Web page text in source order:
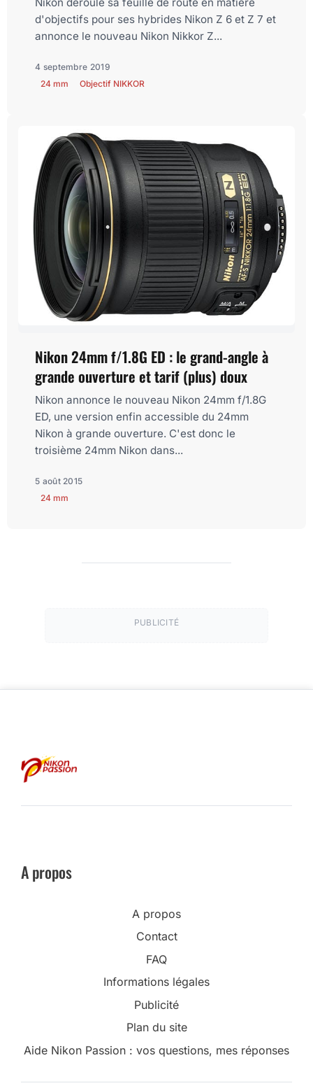
d'objectifs pour ses hybrides Nikon Z 6 et Z 7 et
annonce le nouveau Nikon Nikkor Z...
4 septembre 2019
24 mm
Objectif NIKKOR
Nikon 24mm f/1.8G ED : le grand-angle à
grande ouverture et tarif (plus) doux
Nikon annonce le nouveau Nikon 24mm f/1.8G
ED, une version enfin accessible du 24mm
Nikon à grande ouverture. C'est donc le
troisième 24mm Nikon dans...
5 août 2015
24 mm
PUBLICITÉ
A propos
A propos
Contact
FAQ
Informations légales
Publicité
Plan du site
Aide Nikon Passion : vos questions, mes réponses